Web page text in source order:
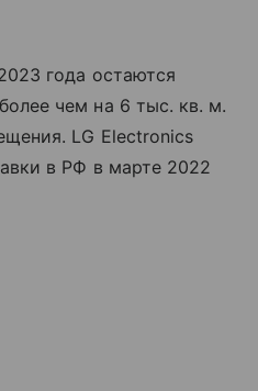
года остаются
чем на 6 тыс. кв. м.
LG Electronics
в РФ в марте 2022